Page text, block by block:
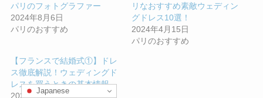
パリのフォトグラファー
2024年8月6日
パリのおすすめ
リなおすすめ素敵ウェディン
グドレス10選！
2024年4月15日
パリのおすすめ
【フランスで結婚式①】ドレ
ス徹底解説！ウェディングド
レスを買うときの基本情報
2024年4月15日
Japanese